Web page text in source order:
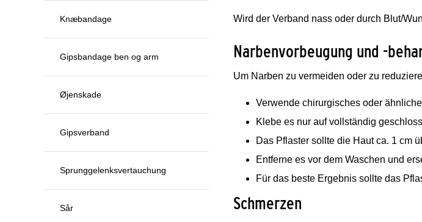
Knæbandage
Gipsbandage ben og arm
Øjenskade
Gipsverband
Sprunggelenksvertauchung
Sår
Wird der Verband nass oder durch Blut/
Narbenvorbeugung und -
Um Narben zu vermeiden oder zu
Verwende chirurgisches oder
Klebe es nur auf vollständig
Das Pflaster sollte die Haut ca. 1 cm
Entferne es vor dem Waschen und
Für das beste Ergebnis sollte das
Schmerzen